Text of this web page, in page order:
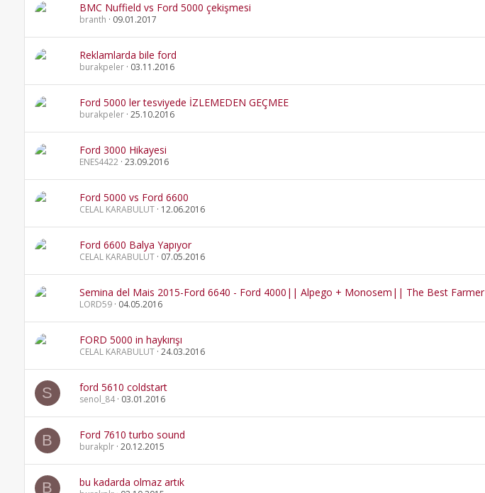
BMC Nuffield vs Ford 5000 çekişmesi
branth 09.01.2017
Reklamlarda bile ford
burakpeler 03.11.2016
Ford 5000 ler tesviyede İZLEMEDEN GEÇMEE
burakpeler 25.10.2016
Ford 3000 Hikayesi
ENES4422 23.09.2016
Ford 5000 vs Ford 6600
CELAL KARABULUT 12.06.2016
Ford 6600 Balya Yapıyor
CELAL KARABULUT 07.05.2016
Semina del Mais 2015-Ford 6640 - Ford 4000|| Alpego + Monosem|| The Best Farmer
LORD59 04.05.2016
FORD 5000 in haykırışı
CELAL KARABULUT 24.03.2016
S ford 5610 coldstart
senol_84 03.01.2016
B Ford 7610 turbo sound
burakplr 20.12.2015
B bu kadarda olmaz artık